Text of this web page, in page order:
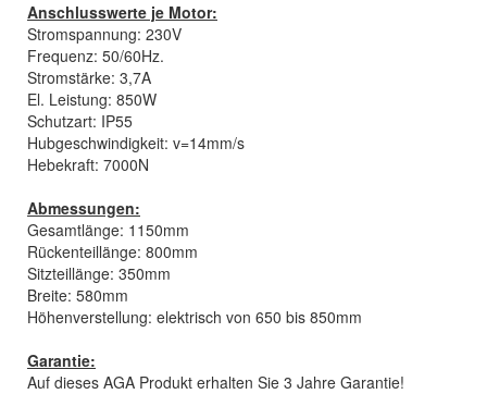
Anschlusswerte je Motor:
Stromspannung: 230V
Frequenz: 50/60Hz.
Stromstärke: 3,7A
El. Leistung: 850W
Schutzart: IP55
Hubgeschwindigkeit: v=14mm/s
Hebekraft: 7000N
Abmessungen:
Gesamtlänge: 1150mm
Rückenteillänge: 800mm
Sitzteillänge: 350mm
Breite: 580mm
Höhenverstellung: elektrisch von 650 bis 850mm
Garantie:
Auf dieses AGA Produkt erhalten Sie 3 Jahre Garantie!